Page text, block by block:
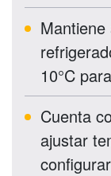
10°C
Cuenta
ajustar